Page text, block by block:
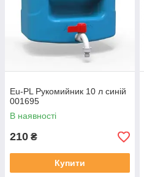
Eu-PL Рукомийник 10 л синій
001695
В наявності
210 ₴
Купити